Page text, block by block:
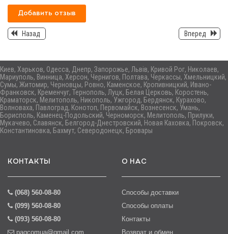
Добавить отзыв
Назад Вперед
Киев, Харьков, Одесса, Днепр, Запорожье, Львів, Кривой Рог, Николаев,
Мариуполь, Винница, Херсон, Чернигов, Полтава, Черкассы, Хмельницкий,
Сумы, Житомир, Черновцы, Ровно, Каменское, Кропивницкий, Ивано-
Франковск, Кременчуг, Тернополь, Луцк, Белая Церковь, Коростень,
Краматорск, Мелитополь, Никополь, Ужгород, Бердянск, Курахово,
Волноваха, Павлоград, Конотоп, Первомайск, Вознесенск, Умань,
Борисполь, Каменец-Подольский, Черноморск, Мелитополь, Прилуки,
Мукачево, Славянск, Белгород-Днестровский, Новая Каховка, Покровск,
Константиновка, Бахмут, Северодонецк, Бровары
КОНТАКТЫ
(068) 560-08-80
(099) 560-08-80
(093) 560-08-80
pagcomua@gmail.com
О НАС
Способы доставки
Способы оплаты
Контакты
Возврат и обмен